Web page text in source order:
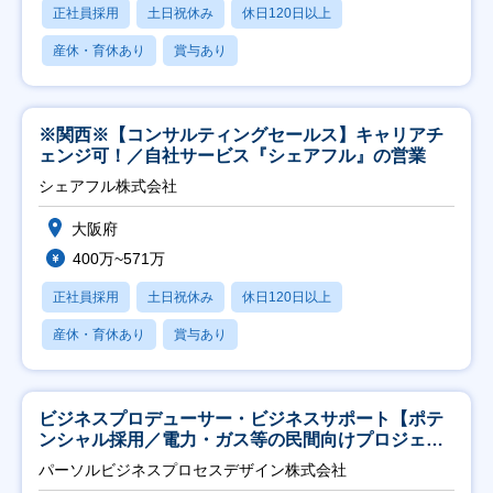
正社員採用 土日祝休み 休日120日以上
産休・育休あり 賞与あり
※関西※【コンサルティングセールス】キャリアチ
ェンジ可！／自社サービス『シェアフル』の営業
シェアフル株式会社
大阪府
400万~571万
正社員採用 土日祝休み 休日120日以上
産休・育休あり 賞与あり
ビジネスプロデューサー・ビジネスサポート【ポテ
ンシャル採用／電力・ガス等の民間向けプロジェク
ト推進】
パーソルビジネスプロセスデザイン株式会社